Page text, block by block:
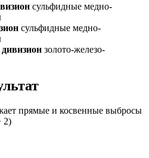
сульфидные медно-
сульфидные медно-
золото-железо-
прямые и косвенные выбросы
2)